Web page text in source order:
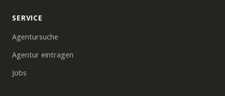
SERVICE
Agentursuche
Agentur eintragen
Jobs